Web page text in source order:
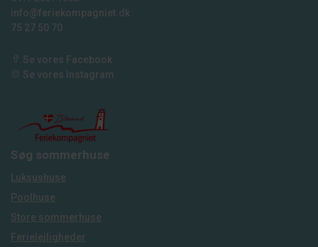
info@feriekompagniet.dk
75 27 50 70
Se vores Facebook
Se vores Instagram
Søg sommerhuse
Luksushuse
Poolhuse
Store sommerhuse
Ferielejligheder